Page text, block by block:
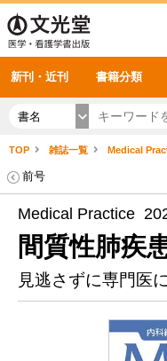
新刊・近刊 書籍分類
感染症 老年医
呼吸器
循環器
雑誌投稿規定
理学療法
雑誌案内・年間購読
電子書籍
電子雑誌
書籍「データに基づく臨床動
書籍「眼手術学」WEB動画
書籍「神経症候学 II 改訂第
新刊一覧
今後の発行予定
書名
TOP 雑誌一覧 Medical
前号
Medical Practice
間質性肺疾
見逃さずに専門医